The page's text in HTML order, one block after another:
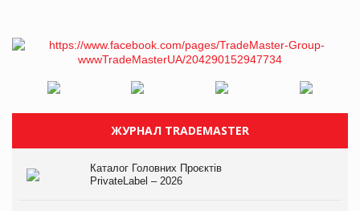
ЖУРНАЛ TRADEMASTER
Каталог Головних Проєктів
PrivateLabel – 2026